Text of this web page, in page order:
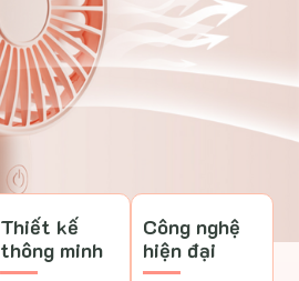
Thiết kế
thông minh
Công nghệ
hiện đại